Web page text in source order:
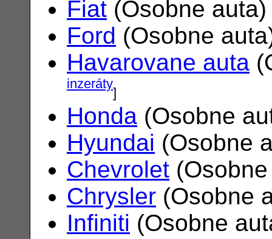
Fiat (Osobne
Ford (Osobne
Havarovane auta
inzeráty]
Honda (Osobne
Hyundai (Osobne
Chevrolet
Chrysler (Osobne
Infiniti (Osobne